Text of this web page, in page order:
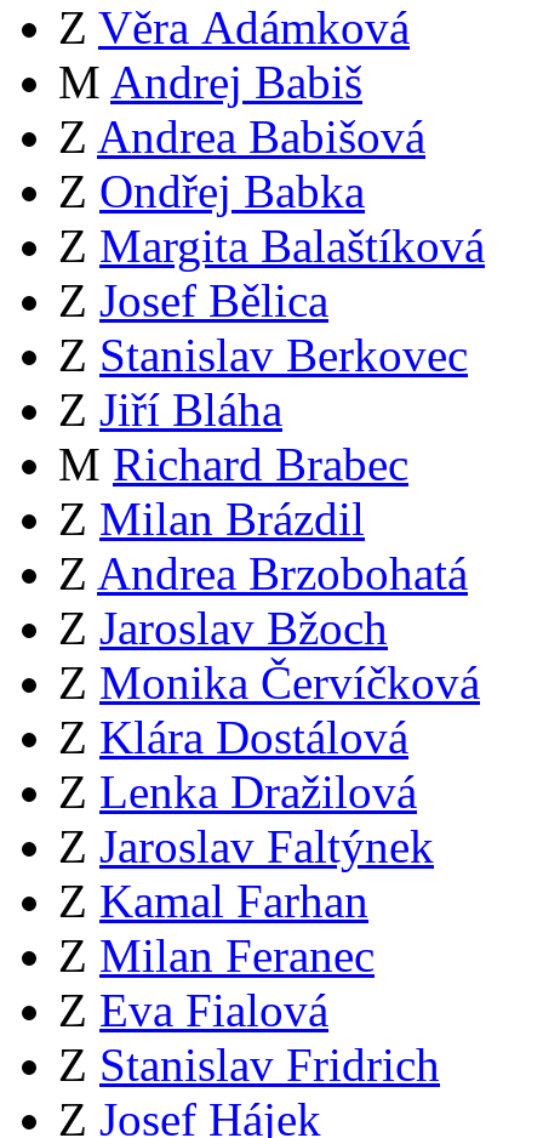
Z Věra Adámková
M Andrej Babiš
Z Andrea Babišová
Z Ondřej Babka
Z Margita Balaštíková
Z Josef Bělica
Z Stanislav Berkovec
Z Jiří Bláha
M Richard Brabec
Z Milan Brázdil
Z Andrea Brzobohatá
Z Jaroslav Bžoch
Z Monika Červíčková
Z Klára Dostálová
Z Lenka Dražilová
Z Jaroslav Faltýnek
Z Kamal Farhan
Z Milan Feranec
Z Eva Fialová
Z Stanislav Fridrich
Z Josef Hájek